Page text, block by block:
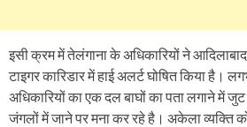
इसी क्रम में तेलंगाना के अधिकारियों ने
टाइगर कारिडार में हाई अलर्ट घोषित किया है।
अधिकारियों का एक दल बाघों का पता लगाने में
जंगलों में जाने पर मना कर रहे है। अकेला व्यक्ति